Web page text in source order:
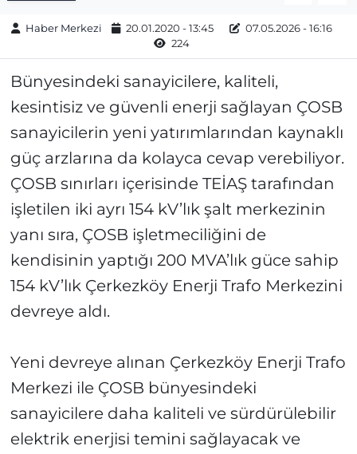
Haber Merkezi 20.01.2020 - 13:45
07.05.2026 - 16:16
224
Bünyesindeki sanayicilere, kaliteli,
kesintisiz ve güvenli enerji sağlayan ÇOSB
sanayicilerin yeni yatırımlarından kaynaklı
güç arzlarına da kolayca cevap verebiliyor.
ÇOSB sınırları içerisinde TEİAŞ tarafından
işletilen iki ayrı 154 kV’lık şalt merkezinin
yanı sıra, ÇOSB işletmeciliğini de
kendisinin yaptığı 200 MVA’lık güce sahip
154 kV’lık Çerkezköy Enerji Trafo Merkezini
devreye aldı.
Yeni devreye alınan Çerkezköy Enerji Trafo
Merkezi ile ÇOSB bünyesindeki
sanayicilere daha kaliteli ve sürdürülebilir
elektrik enerjisi temini sağlayacak ve
Topluluk Kuralları
Yayın İlkeleri